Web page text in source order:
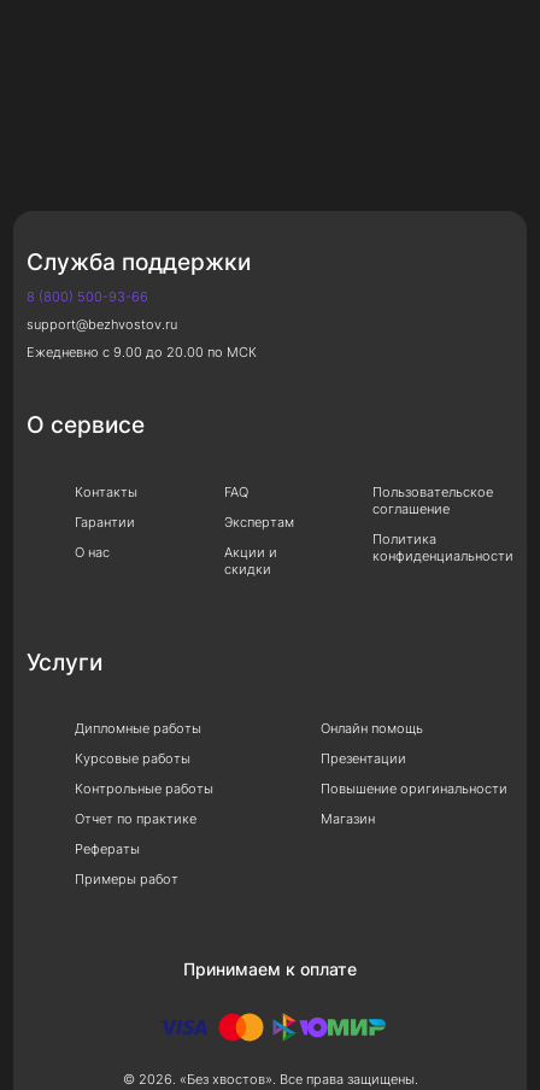
Служба поддержки
8 (800) 500-93-66
support@bezhvostov.ru
Ежедневно с 9.00 до 20.00 по МСК
О сервисе
Контакты
Гарантии
О нас
FAQ
Экспертам
Акции и
скидки
Пользовательское
соглашение
Политика
конфиденциальности
Услуги
Дипломные работы
Курсовые работы
Контрольные работы
Отчет по практике
Рефераты
Примеры работ
Онлайн помощь
Презентации
Повышение оригинальности
Магазин
Принимаем к оплате
© 2026. «Без хвостов». Все права защищены.